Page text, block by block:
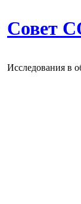
Совет
Исследования в